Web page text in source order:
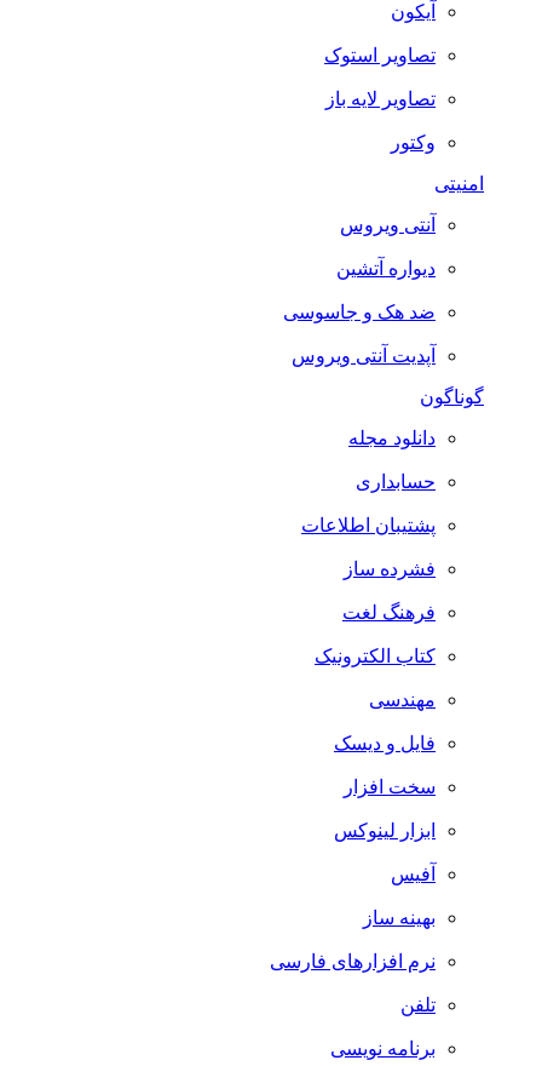
آیکون
تصاویر استوک
تصاویر لایه باز
وکتور
امنیتی
آنتی ویروس
دیواره آتشین
ضد هک و جاسوسی
آپدیت آنتی ویروس
گوناگون
دانلود مجله
حسابداری
پشتیبان اطلاعات
فشرده ساز
فرهنگ لغت
کتاب الکترونیک
مهندسی
فایل و دیسک
سخت افزار
ابزار لینوکس
آفیس
بهینه ساز
نرم افزارهای فارسی
تلفن
برنامه نویسی